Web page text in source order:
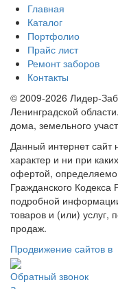
Главная
Каталог
Портфолио
Прайс лист
Ремонт заборов
Контакты
© 2009-2026 Лидер-
Ленинградской
дома, земельного
Данный интернет
характер и ни при
офертой,
Гражданского
подробной
товаров и (или)
продаж.
Продвижение сайтов в
Обратный звонок